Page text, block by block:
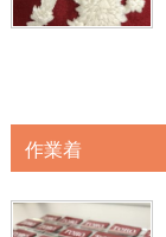
作業着